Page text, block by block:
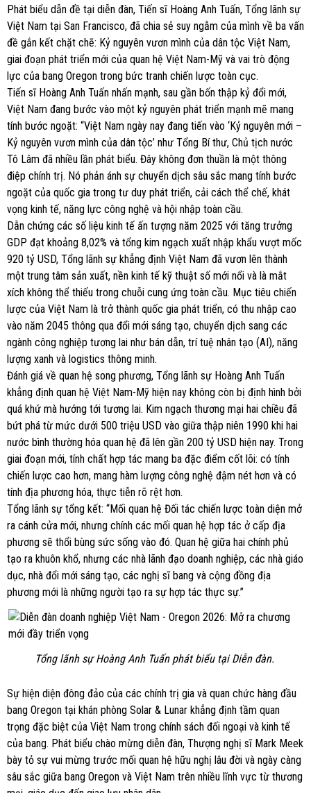
Phát biểu dẫn đề tại diễn đàn, Tiến sĩ Hoàng Anh Tuấn, Tổng lãnh sự
Việt Nam tại San Francisco, đã chia sẻ suy ngẫm của mình về ba vấn
đề gắn kết chặt chẽ: Kỷ nguyên vươn mình của dân tộc Việt Nam,
giai đoạn phát triển mới của quan hệ Việt Nam-Mỹ và vai trò động
lực của bang Oregon trong bức tranh chiến lược toàn cục.
Tiến sĩ Hoàng Anh Tuấn nhấn mạnh, sau gần bốn thập kỷ đổi mới,
Việt Nam đang bước vào một kỷ nguyên phát triển mạnh mẽ mang
tính bước ngoặt: “Việt Nam ngày nay đang tiến vào ‘Kỷ nguyên mới –
Kỷ nguyên vươn mình của dân tộc’ như Tổng Bí thư, Chủ tịch nước
Tô Lâm đã nhiều lần phát biểu. Đây không đơn thuần là một thông
điệp chính trị. Nó phản ánh sự chuyển dịch sâu sắc mang tính bước
ngoặt của quốc gia trong tư duy phát triển, cải cách thể chế, khát
vọng kinh tế, năng lực công nghệ và hội nhập toàn cầu.
Dẫn chứng các số liệu kinh tế ấn tượng năm 2025 với tăng trưởng
GDP đạt khoảng 8,02% và tổng kim ngạch xuất nhập khẩu vượt mốc
920 tỷ USD, Tổng lãnh sự khẳng định Việt Nam đã vươn lên thành
một trung tâm sản xuất, nền kinh tế kỹ thuật số mới nổi và là mắt
xích không thể thiếu trong chuỗi cung ứng toàn cầu. Mục tiêu chiến
lược của Việt Nam là trở thành quốc gia phát triển, có thu nhập cao
vào năm 2045 thông qua đổi mới sáng tạo, chuyển dịch sang các
ngành công nghiệp tương lai như bán dẫn, trí tuệ nhân tạo (AI), năng
lượng xanh và logistics thông minh.
Đánh giá về quan hệ song phương, Tổng lãnh sự Hoàng Anh Tuấn
khẳng định quan hệ Việt Nam-Mỹ hiện nay không còn bị định hình bởi
quá khứ mà hướng tới tương lai. Kim ngạch thương mại hai chiều đã
bứt phá từ mức dưới 500 triệu USD vào giữa thập niên 1990 khi hai
nước bình thường hóa quan hệ đã lên gần 200 tỷ USD hiện nay. Trong
giai đoạn mới, tính chất hợp tác mang ba đặc điểm cốt lõi: có tính
chiến lược cao hơn, mang hàm lượng công nghệ đậm nét hơn và có
tính địa phương hóa, thực tiễn rõ rệt hơn.
Tổng lãnh sự tổng kết: “Mối quan hệ Đối tác chiến lược toàn diện mở
ra cánh cửa mới, nhưng chính các mối quan hệ hợp tác ở cấp địa
phương sẽ thổi bùng sức sống vào đó. Quan hệ giữa hai chính phủ
tạo ra khuôn khổ, nhưng các nhà lãnh đạo doanh nghiệp, các nhà giáo
dục, nhà đổi mới sáng tạo, các nghị sĩ bang và cộng đồng địa
phương mới là những người tạo ra sự hợp tác thực sự.”
Tổng lãnh sự Hoàng Anh Tuấn phát biểu tại Diễn đàn.
Sự hiện diện đông đảo của các chính trị gia và quan chức hàng đầu
bang Oregon tại khán phòng Solar & Lunar khẳng định tầm quan
trọng đặc biệt của Việt Nam trong chính sách đối ngoại và kinh tế
của bang. Phát biểu chào mừng diễn đàn, Thượng nghị sĩ Mark Meek
bày tỏ sự vui mừng trước mối quan hệ hữu nghị lâu đời và ngày càng
sâu sắc giữa bang Oregon và Việt Nam trên nhiều lĩnh vực từ thương